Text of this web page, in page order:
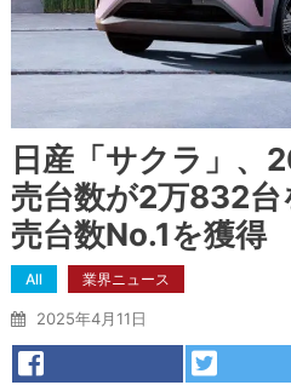
日産「サクラ」、
売台数が2万832台
売台数No.1を獲得
All 業界ニュース
2025年4月11日